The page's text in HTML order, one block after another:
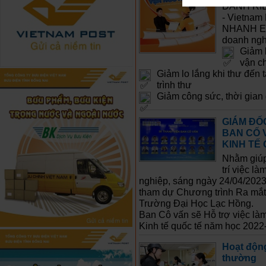
DÀNH
- Vietnam
NHANH
doanh
Giảm
vận
Giảm lo lắng khi thư đến
trình thư
Giảm công sức, thời
GIÁM
BAN CỐ
KINH TẾ
Nhằm
trí việc
nghiệp, sáng ngày 24/04/
tham dự Chương trình Ra
Trường Đại Học Lạc Hồng.
Ban Cô vấn sẽ Hỗ trợ việc
Kinh tế quốc tế năm học
Hoạt
thường